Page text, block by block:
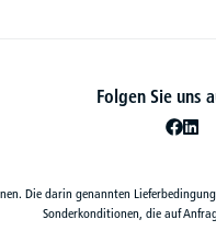
Folgen Sie uns
Die darin genannten
Sonderkonditionen, die auf